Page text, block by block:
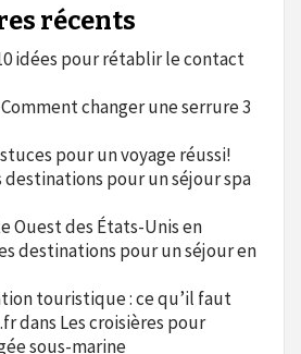
récents
idées pour rétablir le contact
Comment changer une serrure 3
pour un voyage réussi!
destinations pour un séjour spa
Ouest des États-Unis en
destinations pour un séjour en
touristique : ce qu’il faut
dans Les croisières pour
sous-marine